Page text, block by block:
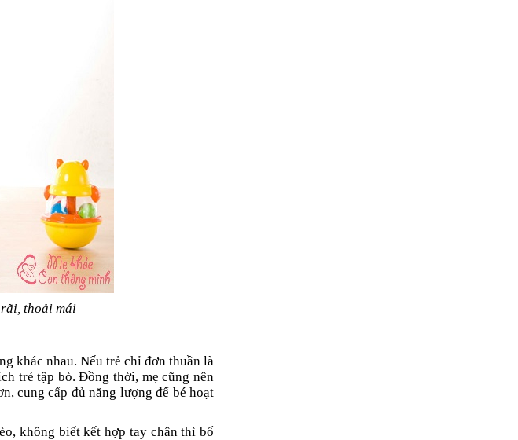
thoải mái
khác nhau. Nếu trẻ chỉ đơn thuần là
trẻ tập bò. Đồng thời, mẹ cũng nên
cung cấp đủ năng lượng để bé hoạt
không biết kết hợp tay chân thì bố